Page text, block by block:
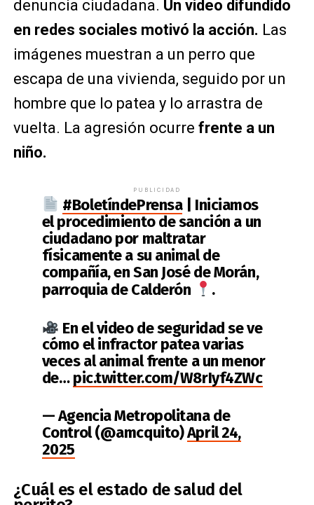
denuncia ciudadana. Un video difundido
en redes sociales motivó la acción. Las
imágenes muestran a un perro que
escapa de una vivienda, seguido por un
hombre que lo patea y lo arrastra de
vuelta. La agresión ocurre frente a un
niño.
PUBLICIDAD
#BoletíndePrensa| Iniciamos
el procedimiento de sanción a un
ciudadano por maltratar
físicamente a su animal de
compañía, en San José de Morán,
parroquia de Calderón
.
En el video de seguridad se ve
cómo el infractor patea varias
veces al animal frente a un menor
de…pic.twitter.com/W8rIyf4ZWc
— Agencia Metropolitana de
Control (@amcquito)April 24,
2025
¿Cuál es el estado de salud del